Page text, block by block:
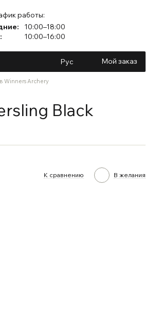
работы:
10:00–18:00
10:00–16:00
Рус Мой заказ
Winners Archery
Black
К сравнению В желания